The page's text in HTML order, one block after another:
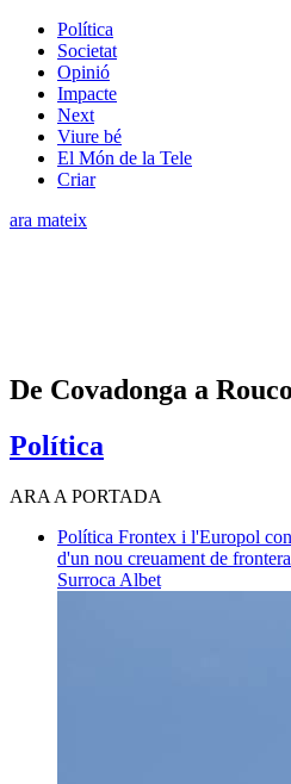
Política
Societat
Opinió
Impacte
Next
Viure bé
El Món de la Tele
Criar
ara mateix
De Covadonga a Rouco
Política
ARA A PORTADA
Política Frontex i l'Europol
d'un nou creuament de
Surroca Albet